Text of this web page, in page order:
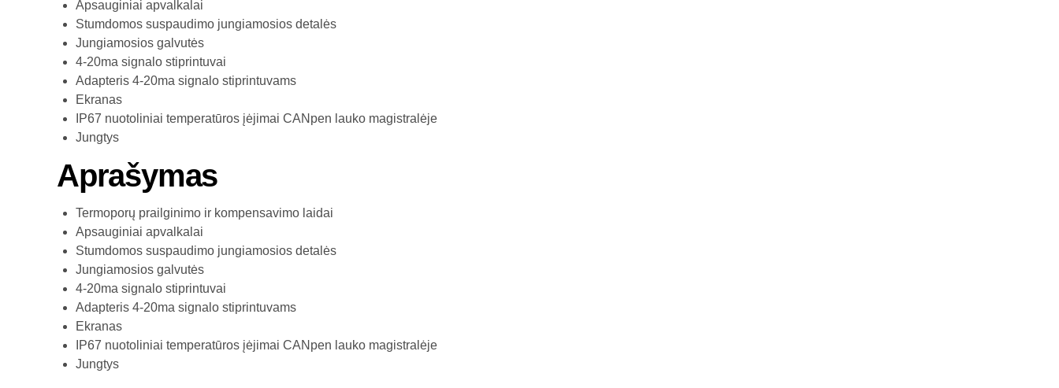
Apsauginiai apvalkalai
Stumdomos suspaudimo jungiamosios detalės
Jungiamosios galvutės
4-20ma signalo stiprintuvai
Adapteris 4-20ma signalo stiprintuvams
Ekranas
IP67 nuotoliniai temperatūros įėjimai CANpen lauko magistralėje
Jungtys
Aprašymas
Termoporų prailginimo ir kompensavimo laidai
Apsauginiai apvalkalai
Stumdomos suspaudimo jungiamosios detalės
Jungiamosios galvutės
4-20ma signalo stiprintuvai
Adapteris 4-20ma signalo stiprintuvams
Ekranas
IP67 nuotoliniai temperatūros įėjimai CANpen lauko magistralėje
Jungtys